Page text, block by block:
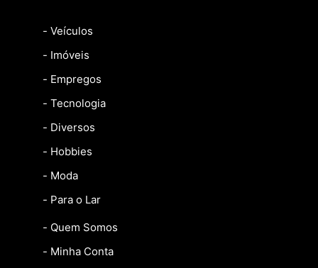
- Veículos
- Imóveis
- Empregos
- Tecnologia
- Diversos
- Hobbies
- Moda
- Para o Lar
- Quem Somos
- Minha Conta